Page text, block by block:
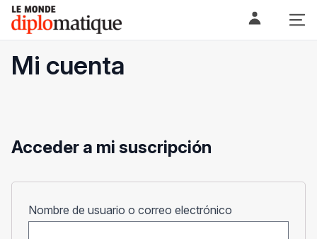
Skip
content
Le monde diplomatique
Mi cuenta
Acceder a mi suscripción
Nombre de usuario o correo electrónico